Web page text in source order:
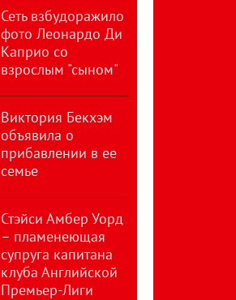
Сеть взбудоражило
фото Леонардо Ди
Каприо со
взрослым "сыном"
Виктория Бекхэм
объявила о
прибавлении в ее
семье
Стэйси Амбер Уорд
– пламенеющая
супруга капитана
клуба Английской
Премьер-Лиги